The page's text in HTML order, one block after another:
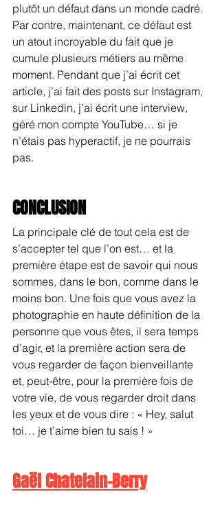
plutôt un défaut dans un monde cadré.
Par contre, maintenant, ce défaut est
un atout incroyable du fait que je
cumule plusieurs métiers au même
moment. Pendant que j’ai écrit cet
article, j’ai fait des posts sur Instagram,
sur Linkedin, j’ai écrit une interview,
géré mon compte YouTube… si je
n’étais pas hyperactif, je ne pourrais
pas.
CONCLUSION
La principale clé de tout cela est de
s’accepter tel que l’on est… et la
première étape est de savoir qui nous
sommes, dans le bon, comme dans le
moins bon. Une fois que vous avez la
photographie en haute définition de la
personne que vous êtes, il sera temps
d’agir, et la première action sera de
vous regarder de façon bienveillante
et, peut-être, pour la première fois de
votre vie, de vous regarder droit dans
les yeux et de vous dire : « Hey, salut
toi… je t’aime bien tu sais ! »
Gaël Chatelain-Berry